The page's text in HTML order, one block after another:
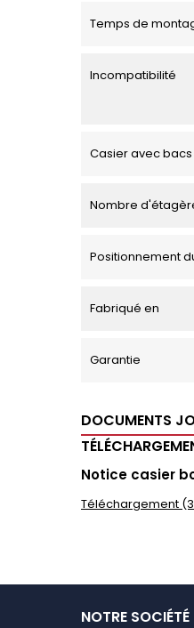
Temps de
Incompatibilité
Casier avec bacs
Nombre
Positionnement
Fabriqué en
Garantie
DOCUMENTS
Notice casier
Téléchargement
NOTRE SOCIÉTÉ